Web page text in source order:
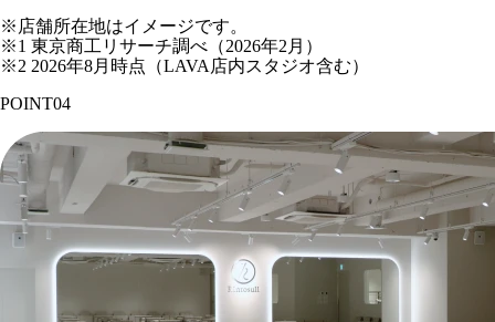
※店舗所在地はイメージです。
※1 東京商工リサーチ調べ（2026年2月）
※2 2026年8月時点（LAVA店内スタジオ含む）
POINT04